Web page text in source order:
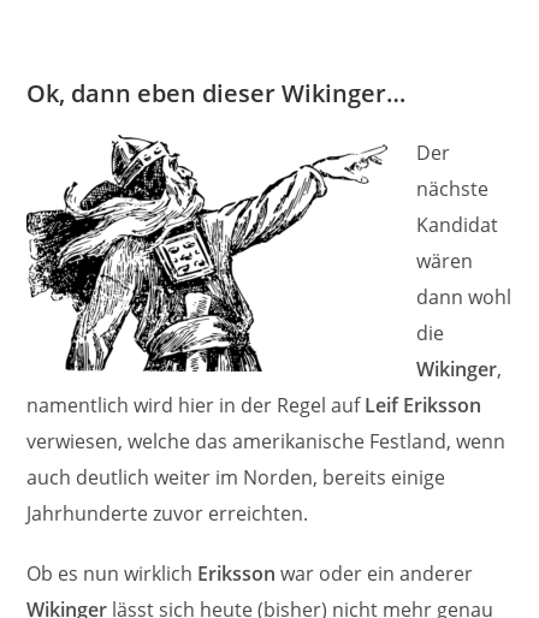
Ok, dann eben dieser Wikinger…
Der
nächste
Kandidat
wären
dann wohl
die
Wikinger,
namentlich wird hier in der Regel aufLeif Eriksson
verwiesen, welche das amerikanische Festland, wenn
auch deutlich weiter im Norden, bereits einige
Jahrhunderte zuvor erreichten.
Ob es nun wirklich Eriksson war oder ein anderer
Wikinger lässt sich heute (bisher) nicht mehr genau